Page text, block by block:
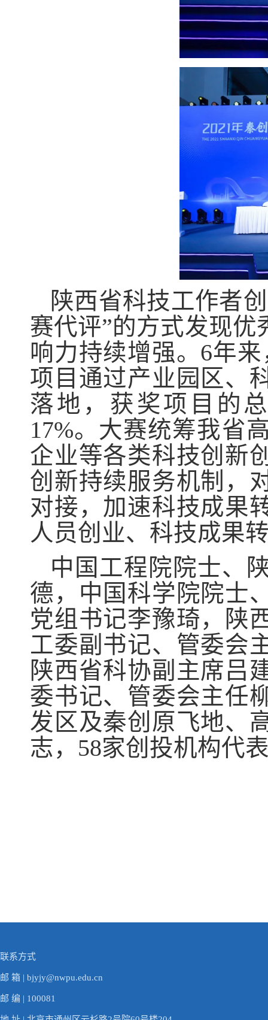
陕西省科技工作者
赛代评”的方式发现
响力持续增强。6年
项目通过产业园区、
落地，获奖项目的
17%。大赛统筹我省
企业等各类科技创新
创新持续服务机制，
对接，加速科技成果
人员创业、科技成果
中国工程院院士、
德，中国科学院院士
党组书记李豫琦，陕
工委副书记、管委会
陕西省科协副主席吕
委书记、管委会主任
发区及秦创原飞地、
志，58家创投机构代
联系方式
邮 箱 | bjyjy@nwpu.edu.cn
邮 编 | 100081